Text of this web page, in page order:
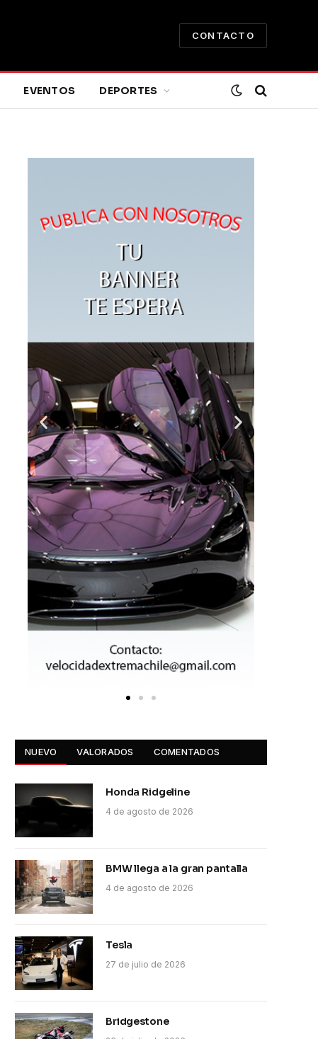
CONTACTO
EVENTOS DEPORTES
NUEVO VALORADOS COMENTADOS
Honda Ridgeline
4 de agosto de 2026
BMW llega a la gran pantalla
4 de agosto de 2026
Tesla
27 de julio de 2026
Bridgestone